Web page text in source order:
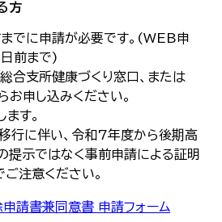
方
でに申請が必要です。(WEB申
前まで)
合支所健康づくり窓口、または
お申し込みください。
す。
行に伴い、令和7年度から後期高
提示ではなく事前申請による証明
注意ください。
請書兼同意書 申請フォーム